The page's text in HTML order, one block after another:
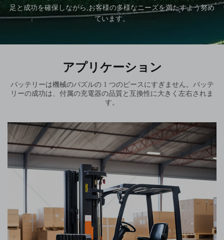
足と成功を確保しながら,お客様の多様なニーズを満たすよう努め
ています。
アプリケーション
バッテリーは機械のパズルの 1 つのピースにすぎません。バッテ
リーの成功は、付属の充電器の品質と互換性に大きく左右されま
す。